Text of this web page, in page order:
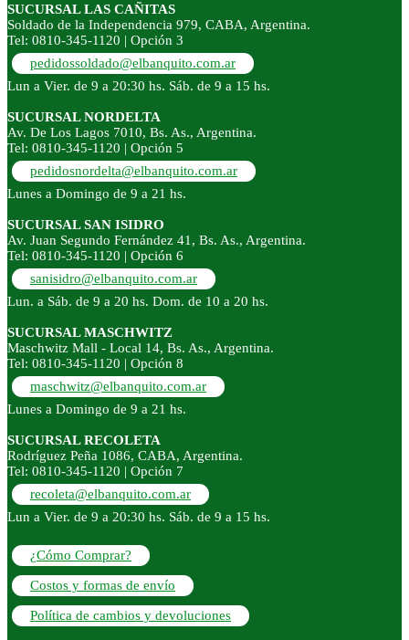
SUCURSAL LAS CAÑITAS
Soldado de la Independencia 979, CABA, Argentina.
Tel: 0810-345-1120 | Opción 3
pedidossoldado@elbanquito.com.ar
Lun a Vier. de 9 a 20:30 hs. Sáb. de 9 a 15 hs.
SUCURSAL NORDELTA
Av. De Los Lagos 7010, Bs. As., Argentina.
Tel: 0810-345-1120 | Opción 5
pedidosnordelta@elbanquito.com.ar
Lunes a Domingo de 9 a 21 hs.
SUCURSAL SAN ISIDRO
Av. Juan Segundo Fernández 41, Bs. As., Argentina.
Tel: 0810-345-1120 | Opción 6
sanisidro@elbanquito.com.ar
Lun. a Sáb. de 9 a 20 hs. Dom. de 10 a 20 hs.
SUCURSAL MASCHWITZ
Maschwitz Mall - Local 14, Bs. As., Argentina.
Tel: 0810-345-1120 | Opción 8
maschwitz@elbanquito.com.ar
Lunes a Domingo de 9 a 21 hs.
SUCURSAL RECOLETA
Rodríguez Peña 1086, CABA, Argentina.
Tel: 0810-345-1120 | Opción 7
recoleta@elbanquito.com.ar
Lun a Vier. de 9 a 20:30 hs. Sáb. de 9 a 15 hs.
¿Cómo Comprar?
Costos y formas de envío
Política de cambios y devoluciones